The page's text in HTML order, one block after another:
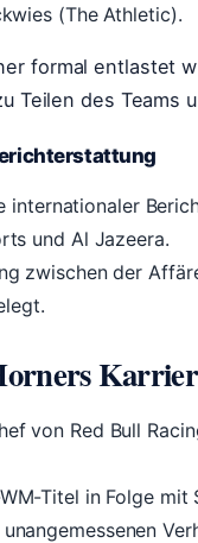
(The Athletic).
formal entlastet
Teilen des Teams
internationaler
und Al Jazeera.
zwischen der
von Red Bull
Titel in Folge